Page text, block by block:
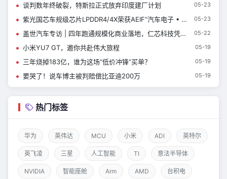
谈判数年终破裂，特斯拉正式放弃印度建厂计划 05-23
紫光国芯车规级芯片LPDDR4/4X荣获AEIF“汽车电子 • 2026年度金芯奖” 05-23
盖世汽车专访 | 四年跑通规模化商业落地，仁芯科技凭什么突围？ 05-22
小米YU7 GT，邀你共赴伟大旅程 05-19
三年烧掉183亿，谁为这场“低价冲锋”买单？ 05-19
要哭了！说车博主被判赔偿比亚迪200万 05-19
热门标签
华为 英伟达 MCU 小米 ADI 英特尔
英飞凌 三星 人工智能 TI 意法半导体
NVIDIA 智能座舱 Arm AMD 台积电